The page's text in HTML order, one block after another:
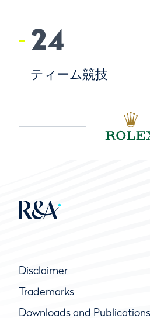
24
ティーム競技
Disclaimer
Trademarks
Downloads and Publications